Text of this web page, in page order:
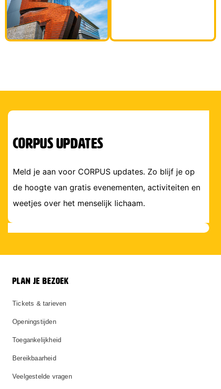
corpus updates
Meld je aan voor CORPUS updates. Zo blijf je op
de hoogte van gratis evenementen, activiteiten en
weetjes over het menselijk lichaam.
PLAN JE BEZOEK
Tickets & tarieven
Openingstijden
Toegankelijkheid
Bereikbaarheid
Veelgestelde vragen